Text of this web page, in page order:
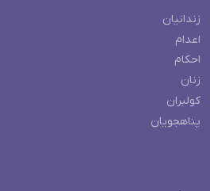
زندانیان
اعدام
احکام
زنان
کولبران
پناهجویان